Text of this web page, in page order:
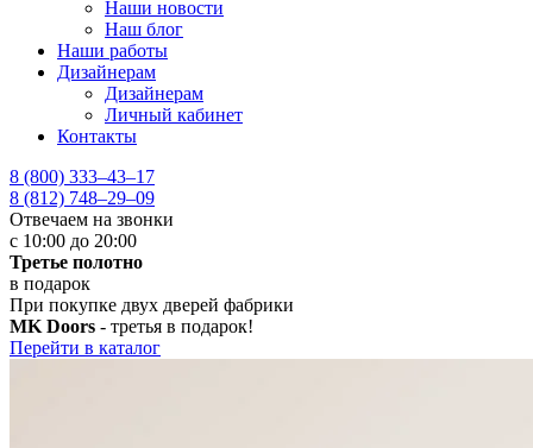
Наши новости
Наш блог
Наши работы
Дизайнерам
Дизайнерам
Личный кабинет
Контакты
8 (800) 333–43–17
8 (812) 748–29–09
Отвечаем на звонки
с 10:00 до 20:00
Третье полотно
в подарок
При покупке двух дверей фабрики
MK Doors - третья в подарок!
Перейти в каталог